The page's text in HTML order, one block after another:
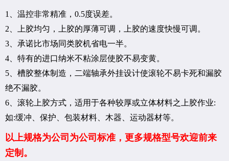
1、温控非常精准，0.5度误差。
2、上胶均匀，上胶的厚薄可调，上胶的速度快慢可调。
3、承诺比市场同类胶机省电一半。
4、特有的进口纳米不粘涂层使胶不易变黄。
5、槽胶整体制造，二端轴承外挂设计使滚轮不易卡死和漏胶
绝不漏胶。
6、滚轮上胶方式，适用于各种较厚或立体材料之上胶作业:
如:缓冲、保护、包装材料、木器、运动器材等。
以上规格为公司为公司标准，更多规格型号欢迎前来
定制。